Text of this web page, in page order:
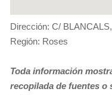
Dirección: C/
Región: Roses
Toda información
recopilada de fuentes o